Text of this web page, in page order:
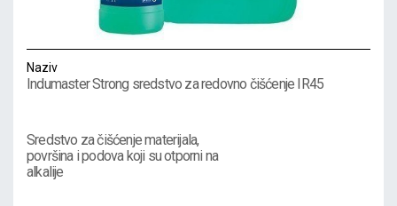
Naziv
Indumaster Strong sredstvo za redovno čišćenje IR45
Sredstvo za čišćenje materijala,
površina i podova koji su otporni na
alkalije